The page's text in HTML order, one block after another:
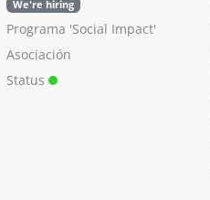
We're hiring
Programa 'Social Impact'
Asociación
Status